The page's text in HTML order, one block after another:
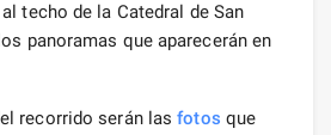
techo de la Catedral de San
panoramas que aparecerán en
recorrido serán lasfotos que